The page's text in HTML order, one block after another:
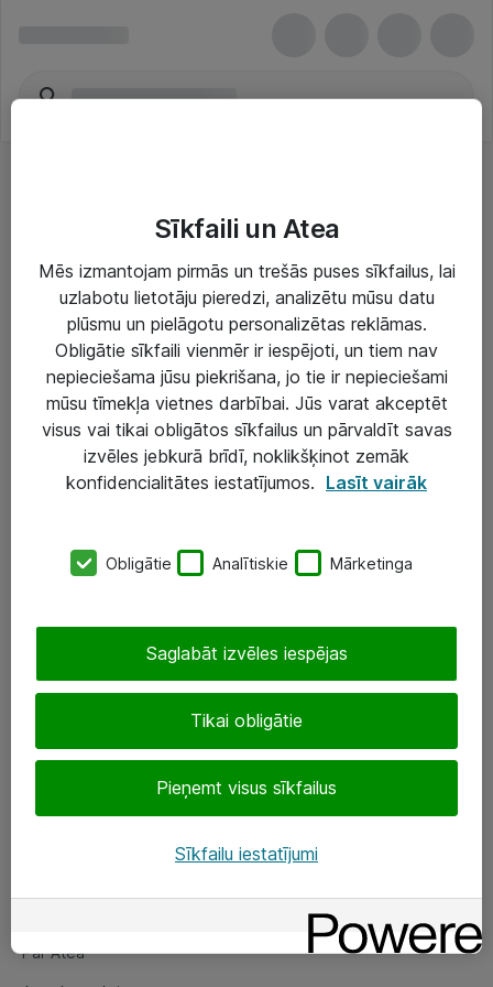
Risinājumi & Pakalpojumi
IT serviss un atbalsts
IT infrastruktūra
Darba vietu IT risinājumi
Serveri un datu centri
SIA „ATEA”
eShop@atea.lv
Sekojiet mums
Par Atea
Par Atea
Sīkfaili un Atea
Mēs izmantojam pirmās un trešās puses sīkfailus, lai
uzlabotu lietotāju pieredzi, analizētu mūsu datu
plūsmu un pielāgotu personalizētas reklāmas.
Obligātie sīkfaili vienmēr ir iespējoti, un tiem nav
nepieciešama jūsu piekrišana, jo tie ir nepieciešami
mūsu tīmekļa vietnes darbībai. Jūs varat akceptēt
visus vai tikai obligātos sīkfailus un pārvaldīt savas
izvēles jebkurā brīdī, noklikšķinot zemāk
konfidencialitātes iestatījumos. Lasīt vairāk
Obligātie Analītiskie Mārketinga
Tikai obligātie
Pieņemt visus sīkfailus
Saglabāt izvēles iespējas
Sīkfailu iestatījumi